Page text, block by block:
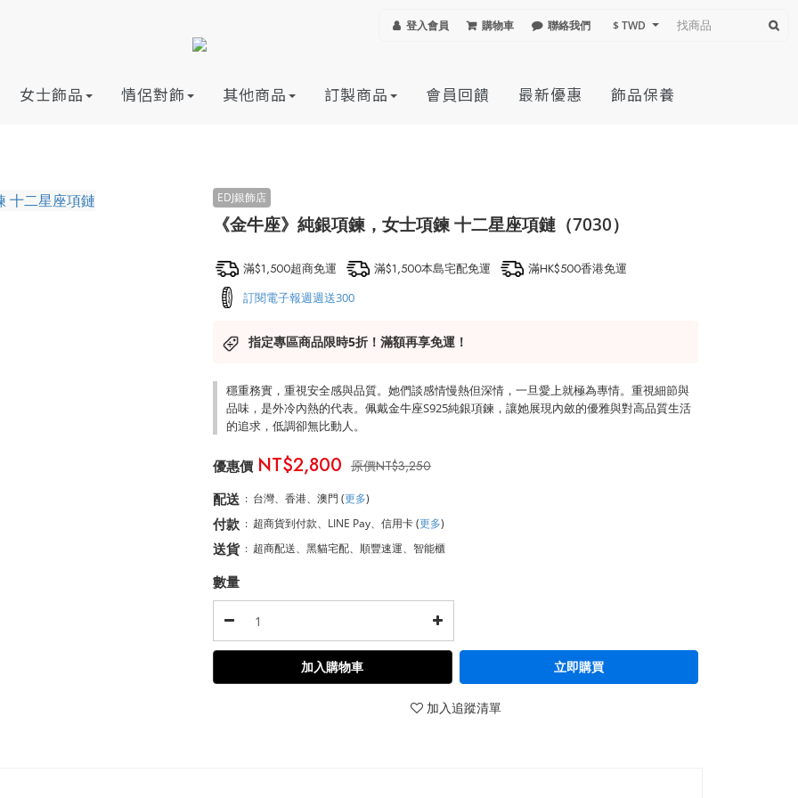
登入會員 購物車 聯絡我們 $ TWD
女士飾品 情侶對飾 其他商品 訂製商品 會員回饋 最新優惠 飾品保養
《金牛座》純銀項鍊，女士項鍊 十二星座項鏈（7030）
滿$1,500超商免運 滿$1,500本島宅配免運 滿HK$500香港免運
訂閱電子報週週送300
指定專區商品限時5折！滿額再享免運！
穩重務實，重視安全感與品質。她們談感情慢熱但深情，一旦愛上就極為專情。重視細節與
品味，是外冷內熱的代表。佩戴金牛座S925純銀項鍊，讓她展現內斂的優雅與對高品質生活
的追求，低調卻無比動人。
NT$3,250
NT$2,800
配送 : 台灣、香港、澳門 (更多)
付款 : 超商貨到付款、LINE Pay、信用卡(更多)
送貨 : 超商配送、黑貓宅配、順豐速運、智能櫃
數量
加入購物車 立即購買
加入追蹤清單